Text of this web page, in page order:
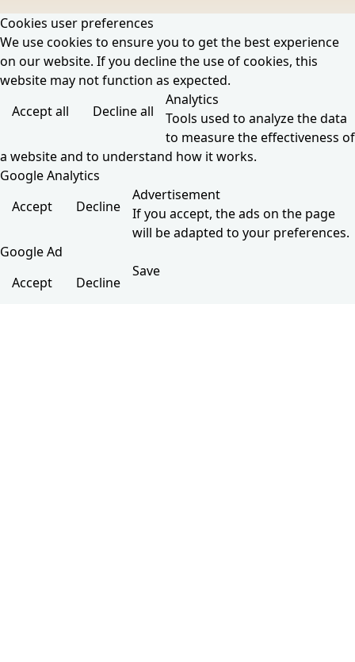
Cookies user preferences
We use cookies to ensure you to get the best experience
on our website. If you decline the use of cookies, this
website may not function as expected.
Accept all
Decline all
Analytics
Tools used to analyze the data
to measure the effectiveness of
a website and to understand how it works.
Google Analytics
Accept
Decline
Advertisement
If you accept, the ads on the page
will be adapted to your preferences.
Google Ad
Accept
Decline
Save